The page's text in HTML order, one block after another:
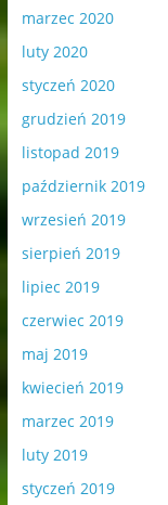
marzec 2020
luty 2020
styczeń 2020
grudzień 2019
listopad 2019
październik 2019
wrzesień 2019
sierpień 2019
lipiec 2019
czerwiec 2019
maj 2019
kwiecień 2019
marzec 2019
luty 2019
styczeń 2019